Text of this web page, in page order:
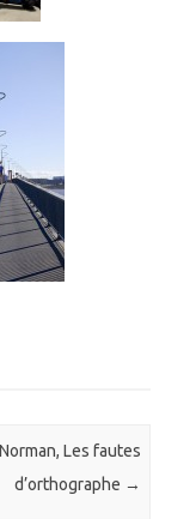
Norman, Les fautes
d’orthographe →